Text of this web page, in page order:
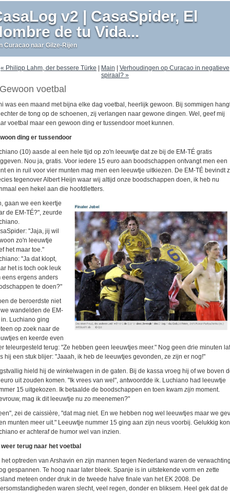
v2 | CasaSpider, El
de tu Vida...
Curacao naar Gilze-Rijen
« Philipp Lahm, der bessere Türke Main
Verhoudingen op Curacao in negatieve
spiraal? »
Gewoon voetbal
was een maand met bijna elke dag voetbal, heerlijk gewoon. Bij sommigen
de tong op de schoenen, zij verlangen naar gewone dingen. Wel, geef mij
voetbal maar een gewoon ding er tussendoor moet kunnen.
ding er tussendoor
(10) aasde al een hele tijd op zo'n leeuwtje dat ze bij de EM-TÉ gratis
Nou ja, gratis. Voor iedere 15 euro aan boodschappen ontvangt men een
en in ruil voor vier munten mag men een leeuwtje uitkiezen. De EM-TÉ bevindt
tegenover Albert Heijn waar wij altijd onze boodschappen doen, ik heb nu
een hekel aan die hoofdletters.
gaan we een keertje
de EM-TÉ?", zeurde
"Jaja, jij wil
zo'n leeuwtje
het maar toe."
"Ja dat klopt,
het is toch ook leuk
eens ergens anders
te doen?"
de beroerdste niet
wandelden de EM-
in. Luchiano ging
op zoek naar de
en keerde even
teleurgesteld terug: "Ze hebben geen leeuwtjes meer." Nog geen drie minuten
hij een stuk blijer: "Jaaah, ik heb de leeuwtjes gevonden, ze zijn er nog!"
hield hij de winkelwagen in de gaten. Bij de kassa vroeg hij of we boven
uit zouden komen. "Ik vrees van wel", antwoordde ik. Luchiano had leeuwtje
15 uitgekozen. Ik betaalde de boodschappen en toen kwam zijn moment.
mag ik dit leeuwtje nu zo meenemen?"
zei de caissière, "dat mag niet. En we hebben nog wel leeuwtjes maar we
munten meer uit." Leeuwtje nummer 15 ging aan zijn neus voorbij. Gelukkig kon
er achteraf de humor wel van inzien.
weer terug naar het voetbal
het optreden van Arshavin en zijn mannen tegen Nederland waren de
gespannen. Te hoog naar later bleek. Spanje is in uitstekende vorm en zette
meteen onder druk in de tweede halve finale van het EK 2008. De
waren slecht, veel regen, donder en bliksem. Heel gek dat de